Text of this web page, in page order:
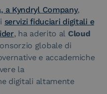
a Kyndryl Company,
servizi fiduciari digitali e
, ha aderito al Cloud
globale di
e accademiche
la
digitali altamente